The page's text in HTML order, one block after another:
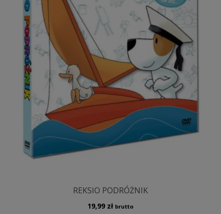
REKSIO PODRÓŻNIK
19,99 zł brutto